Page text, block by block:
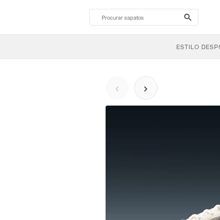
search-
btn
ESTILO